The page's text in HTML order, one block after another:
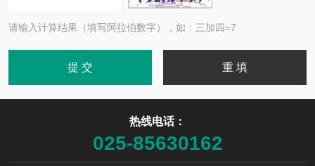
请输入计算结果（填写阿拉伯数字），如：三加四=7
热线电话：
025-85630162